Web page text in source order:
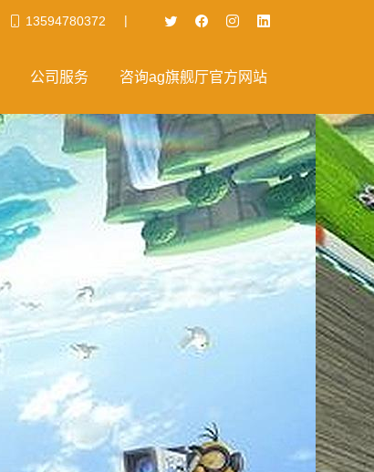
13594780372 |
公司服务 咨询ag旗舰厅官方网站